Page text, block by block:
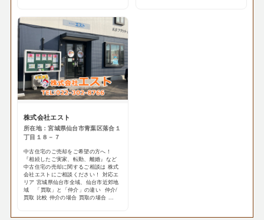
株式会社エスト
所在地：宮城県仙台市青葉区落合１
丁目１８－７
中古住宅のご売却をご希望の方へ！
『相続したご実家、転勤、離婚』など
中古住宅の売却に関するご相談は 株式
会社エストにご相談ください！ 対応エ
リア 宮城県仙台市全域、仙台市近郊地
域 「買取」と「仲介」の違い 仲介/
買取 比較 仲介の場合 買取の場合 ...